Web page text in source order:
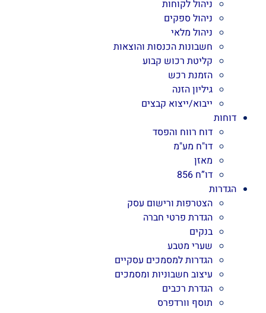
ניהול לקוחות
ניהול ספקים
ניהול מלאי
חשבונות הכנסות והוצאות
קליטת רכוש קבוע
הזמנת רכש
גיליון הזנה
ייבוא/ייצוא קבצים
דוחות
דוח רווח והפסד
דו"ח מע"מ
מאזן
דו”ח 856
הגדרות
הצטרפות ורישום עסק
הגדרת פרטי חברה
בנקים
שערי מטבע
הגדרות למסמכים עסקיים
עיצוב חשבוניות ומסמכים
הגדרת רכבים
תוסף וורדפרס